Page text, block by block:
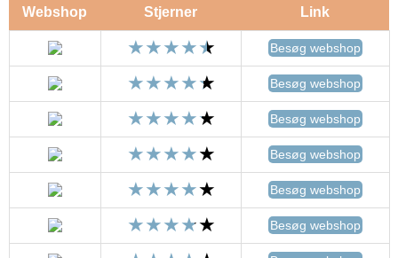
Webshop Stjerner Link
Besøg webshop
Besøg webshop
Besøg webshop
Besøg webshop
Besøg webshop
Besøg webshop